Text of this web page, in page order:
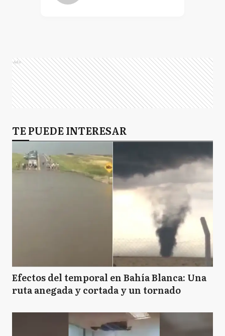
Ads
TE PUEDE INTERESAR
Efectos del temporal en Bahía Blanca: Una
ruta anegada y cortada y un tornado